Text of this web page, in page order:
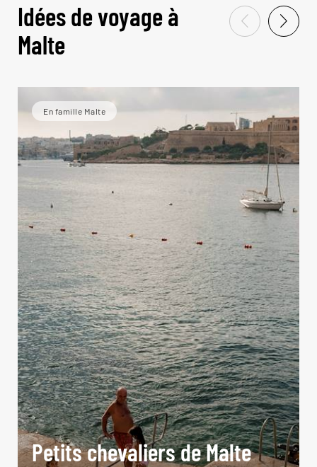
Idées de voyage à
Malte
En famille Malte
Petits chevaliers de Malte